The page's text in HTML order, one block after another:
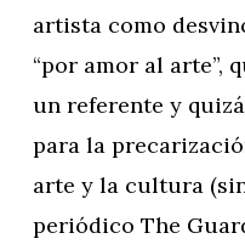
artista como
“por amor al arte”,
un referente y
para la
arte y la cultura
periódico The